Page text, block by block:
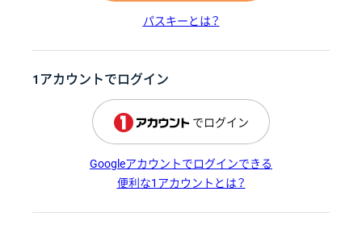
パスキーとは？
1アカウントでログイン
でログイン
Googleアカウントでログインできる
便利な1アカウントとは？